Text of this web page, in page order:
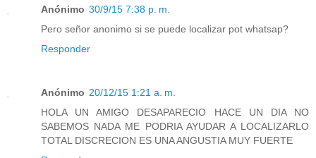
Anónimo 30/9/15 7:38 p. m.
Pero señor anonimo si se puede localizar pot whatsap?
Responder
Anónimo 20/12/15 1:21 a. m.
HOLA UN AMIGO DESAPARECIO HACE UN DIA NO
SABEMOS NADA ME PODRIA AYUDAR A LOCALIZARLO
TOTAL DISCRECION ES UNA ANGUSTIA MUY FUERTE